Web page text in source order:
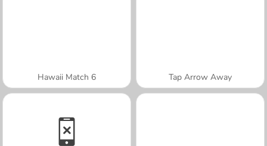
Hawaii Match 6 Tap Arrow Away